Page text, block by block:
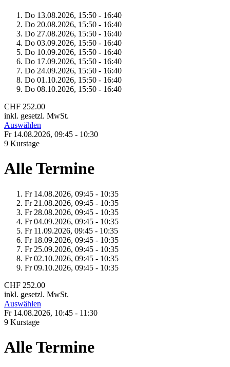
Do 13.08.2026, 15:50 - 16:40
Do 20.08.2026, 15:50 - 16:40
Do 27.08.2026, 15:50 - 16:40
Do 03.09.2026, 15:50 - 16:40
Do 10.09.2026, 15:50 - 16:40
Do 17.09.2026, 15:50 - 16:40
Do 24.09.2026, 15:50 - 16:40
Do 01.10.2026, 15:50 - 16:40
Do 08.10.2026, 15:50 - 16:40
CHF 252.00
inkl. gesetzl. MwSt.
Auswählen
Fr 14.08.2026, 09:45 - 10:30
9 Kurstage
Alle Termine
Fr 14.08.2026, 09:45 - 10:35
Fr 21.08.2026, 09:45 - 10:35
Fr 28.08.2026, 09:45 - 10:35
Fr 04.09.2026, 09:45 - 10:35
Fr 11.09.2026, 09:45 - 10:35
Fr 18.09.2026, 09:45 - 10:35
Fr 25.09.2026, 09:45 - 10:35
Fr 02.10.2026, 09:45 - 10:35
Fr 09.10.2026, 09:45 - 10:35
CHF 252.00
inkl. gesetzl. MwSt.
Auswählen
Fr 14.08.2026, 10:45 - 11:30
9 Kurstage
Alle Termine